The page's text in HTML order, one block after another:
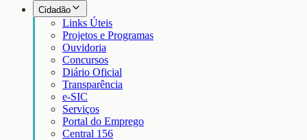
Cidadão
Links Úteis
Projetos e Programas
Ouvidoria
Concursos
Diário Oficial
Transparência
e-SIC
Serviços
Portal do Emprego
Central 156